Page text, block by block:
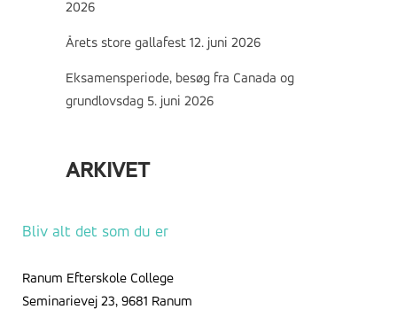
2026
Årets store gallafest 12. juni 2026
Eksamensperiode, besøg fra Canada og
grundlovsdag 5. juni 2026
ARKIVET
Bliv alt det som du er
Ranum Efterskole College
Seminarievej 23, 9681 Ranum